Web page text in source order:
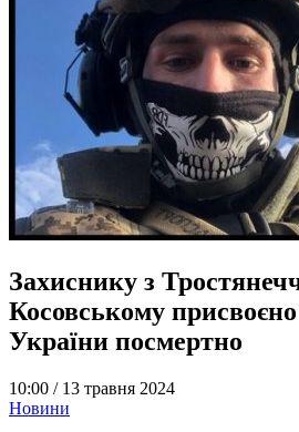
Захиснику з
Косовському
України посмертно
10:00 / 13 травня 2024
Новини